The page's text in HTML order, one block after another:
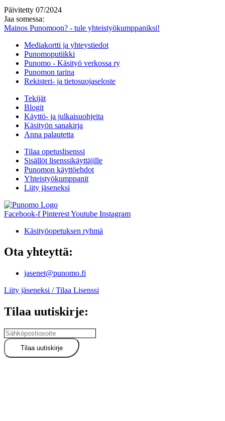
Päivitetty 07/2024
Jaa somessa:
Mainos Punomoon? - tule yhteistyökumppaniksi!
Mediakortti ja yhteystiedot
Punomoputiikki
Punomo - Käsityö verkossa ry
Punomon tarina
Rekisteri- ja tietosuojaseloste
Tekijät
Blogit
Käyttö- ja julkaisuohjeita
Käsityön sanakirja
Anna palautetta
Tilaa opetuslisenssi
Sisällöt lisenssikäyttäjille
Punomon käyttöehdot
Yhteistyökumppanit
Liity jäseneksi
Facebook-f PinterestYoutube Instagram
Käsityöopetuksen ryhmä
Ota yhteyttä:
jasenet@punomo.fi
Liity jäseneksi / Tilaa Lisenssi
Tilaa uutiskirje: